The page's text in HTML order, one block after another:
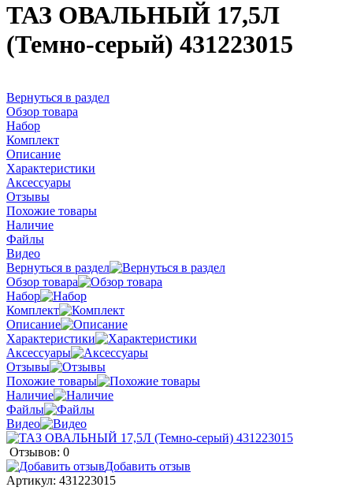
ТАЗ ОВАЛЬНЫЙ 17,5Л
(Темно-серый) 431223015
Вернуться в раздел
Обзор товара
Набор
Комплект
Описание
Характеристики
Аксессуары
Отзывы
Похожие товары
Наличие
Файлы
Видео
Вернуться в раздел
Обзор товара
Набор
Комплект
Описание
Характеристики
Аксессуары
Отзывы
Похожие товары
Наличие
Файлы
Видео
Отзывов: 0
Добавить отзыв
Артикул: 431223015